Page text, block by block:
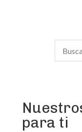
para ti